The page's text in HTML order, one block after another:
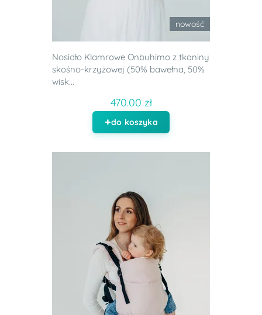
nowość
Nosidło Klamrowe Onbuhimo z tkaniny
skośno-krzyżowej (50% bawełna, 50%
wisk...
470.00 zł
do koszyka